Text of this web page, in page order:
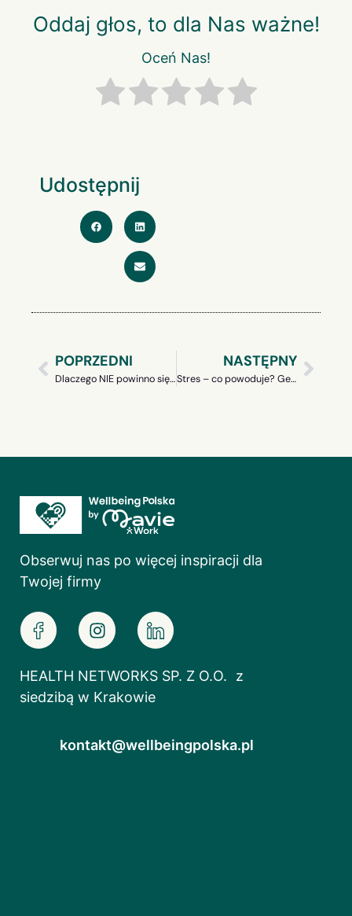
Oddaj głos, to dla Nas ważne!
Oceń Nas!
Udostępnij
POPRZEDNI
Dlaczego NIE powinno się uprawiać sportu?
NASTĘPNY
Stres – co powoduje? Geneza stresu
Obserwuj nas po więcej inspiracji dla
Twojej firmy
HEALTH NETWORKS SP. Z O.O. z
siedzibą w Krakowie
kontakt@wellbeingpolska.pl